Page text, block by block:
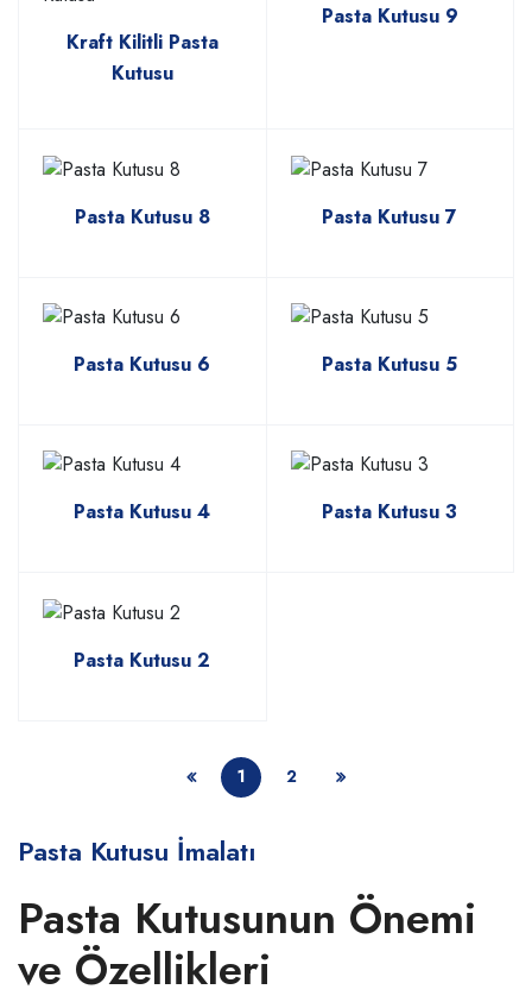
Kraft Kilitli Pasta
Kutusu
Pasta Kutusu 9
Pasta Kutusu 8 Pasta Kutusu 7
Pasta Kutusu 6 Pasta Kutusu 5
Pasta Kutusu 4 Pasta Kutusu 3
Pasta Kutusu 2
1 2
Pasta Kutusu İmalatı
Pasta Kutusunun Önemi
ve Özellikleri